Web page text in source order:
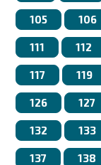
105 106
111 112
117 119
126 127
132 133
137 138